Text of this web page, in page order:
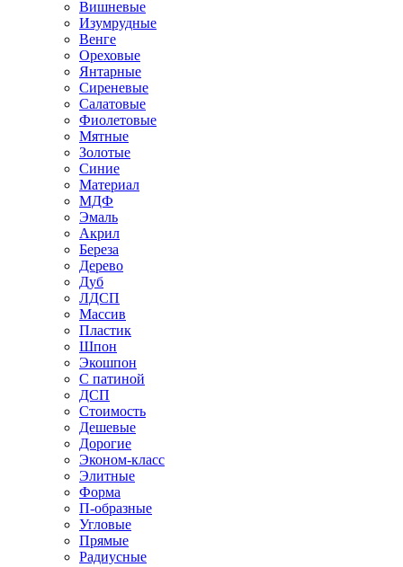
Вишневые
Изумрудные
Венге
Ореховые
Янтарные
Сиреневые
Салатовые
Фиолетовые
Мятные
Золотые
Синие
Материал
МДФ
Эмаль
Акрил
Береза
Дерево
Дуб
ЛДСП
Массив
Пластик
Шпон
Экошпон
С патиной
ДСП
Стоимость
Дешевые
Дорогие
Эконом-класс
Элитные
Форма
П-образные
Угловые
Прямые
Радиусные